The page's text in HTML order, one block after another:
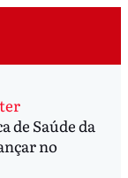
de Saúde da
no